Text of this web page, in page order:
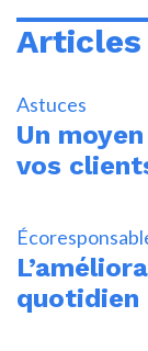
Astuces
Un
vos
quotidien